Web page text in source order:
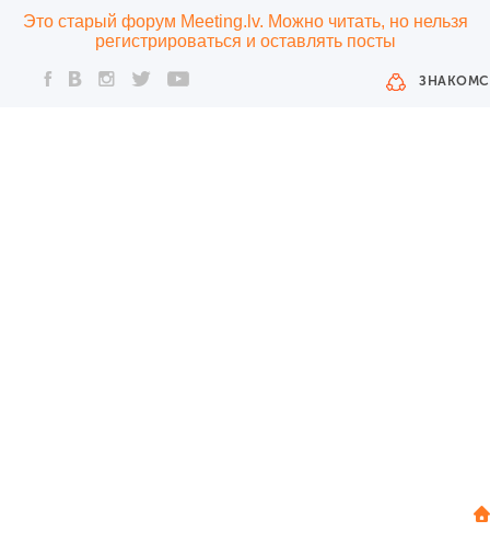
Это старый форум Meeting.lv. Можно читать, но нельзя
регистрироваться и оставлять посты